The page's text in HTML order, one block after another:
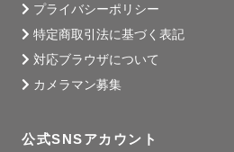
プライバシーポリシー
特定商取引法に基づく表記
対応ブラウザについて
カメラマン募集
公式SNSアカウント